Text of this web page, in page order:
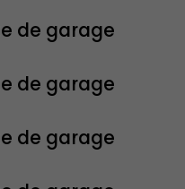
de garage
de garage
de garage